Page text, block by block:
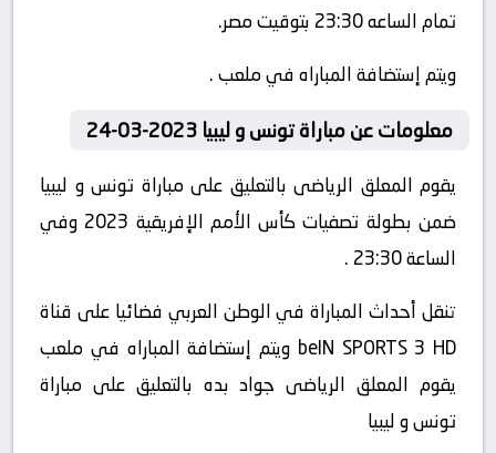
تمام الساعه 23:30 بتوقيت مصر.
ويتم إستضافة المباراه في ملعب .
معلومات عن مباراة تونس و ليبيا 2023-03-24
يقوم المعلق الرياضى بالتعليق على مباراة تونس و ليبيا
ضمن بطولة تصفيات كأس الأمم الإفريقية 2023 وفي
الساعة 23:30 .
تنقل أحداث المباراة في الوطن العربي فضائيا على قناة
beIN SPORTS 3 HD ويتم إستضافة المباراه في ملعب
يقوم المعلق الرياضى جواد بده بالتعليق على مباراة
تونس و ليبيا